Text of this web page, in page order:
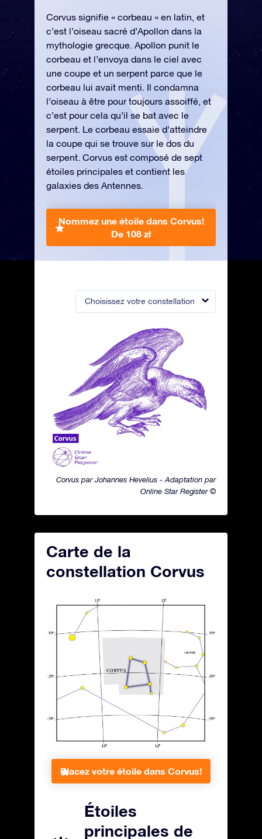
Choisissez votre constellation
Corvus par Johannes Hevelius - Adaptation par
Online Star Register ©
Corvus signifie « corbeau » en latin, et
c’est l’oiseau sacré d’Apollon dans la
mythologie grecque. Apollon punit le
corbeau et l’envoya dans le ciel avec
une coupe et un serpent parce que le
corbeau lui avait menti. Il condamna
l’oiseau à être pour toujours assoiffé, et
c’est pour cela qu’il se bat avec le
serpent. Le corbeau essaie d’atteindre
la coupe qui se trouve sur le dos du
serpent. Corvus est composé de sept
étoiles principales et contient les
galaxies des Antennes.
Nommez une étoile dans Corvus!
De 108 zł
Carte de la
constellation Corvus
Placez votre étoile dans Corvus!
Étoiles
principales de